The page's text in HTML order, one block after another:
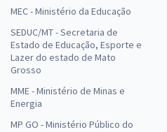
MEC - Ministério da Educação
SEDUC/MT - Secretaria de
Estado de Educação, Esporte e
Lazer do estado de Mato
Grosso
MME - Ministério de Minas e
Energia
MP GO - Ministério Público do